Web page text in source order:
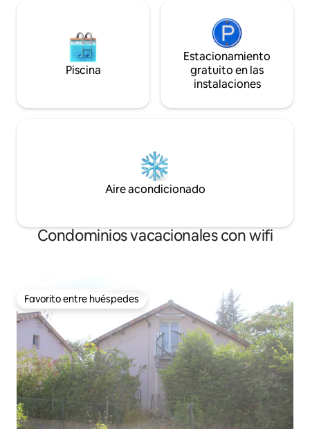
Piscina
Estacionamiento
gratuito en las
instalaciones
Aire acondicionado
Condominios vacacionales con wifi
Favorito entre huéspedes
Favorito entre huéspedes